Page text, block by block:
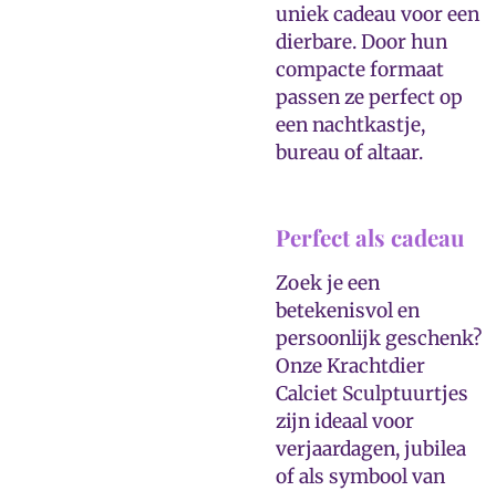
uniek cadeau voor een
dierbare. Door hun
compacte formaat
passen ze perfect op
een nachtkastje,
bureau of altaar.
Perfect als cadeau
Zoek je een
betekenisvol en
persoonlijk geschenk?
Onze Krachtdier
Calciet Sculptuurtjes
zijn ideaal voor
verjaardagen, jubilea
of als symbool van